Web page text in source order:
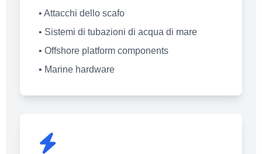
• Attacchi dello scafo
• Sistemi di tubazioni di acqua di mare
• Offshore platform components
• Marine hardware